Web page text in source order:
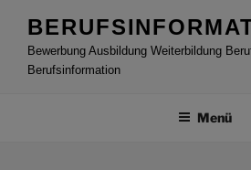
Inhalt
springenBewerbung Ausbildung Weiterbildung
Berufsinformation
Menü